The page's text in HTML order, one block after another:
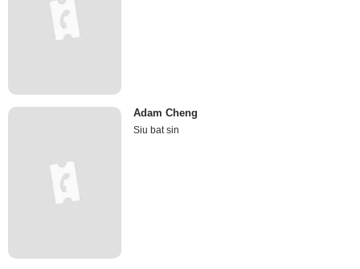
Adam Cheng
Siu bat sin